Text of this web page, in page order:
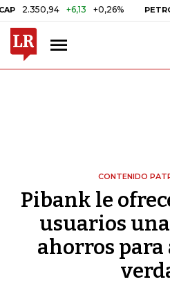
+6,13 +0,26% PETRÓLEO WTI
CONTENIDO
Pibank le
usuarios
ahorros